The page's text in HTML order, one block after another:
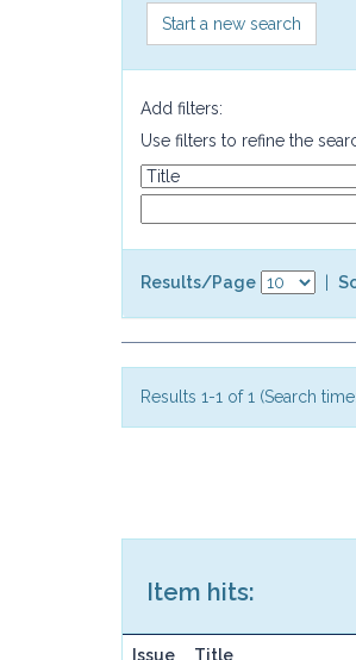
Start a new search
Add filters:
Use filters to refine the
Results/Page
Results 1-1 of 1 (Search
Item hits:
Issue Title